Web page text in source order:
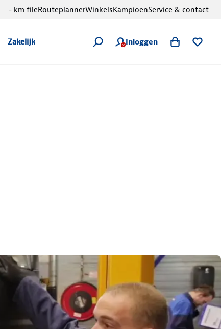
Zakelijk Inloggen
- km fileRouteplannerWinkelsKampioenService & contact